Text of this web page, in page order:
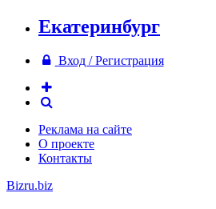
Екатеринбург
Вход / Регистрация
Реклама на сайте
О проекте
Контакты
Bizru.biz